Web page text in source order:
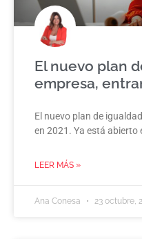
El nuevo plan
empresa,
El nuevo plan de
en 2021. Ya está abierto
LEER MÁS »
Ana Conesa 23 octubre,